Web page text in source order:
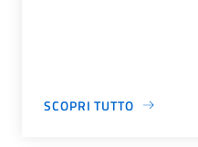
SCOPRI TUTTO